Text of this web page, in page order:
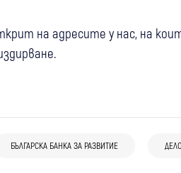
на адресите у нас, на
БЪЛГАРСКА БАНКА ЗА РАЗВИТИЕ ДЕЛО
съдбата на
арест
14 юли
екстрадицията на